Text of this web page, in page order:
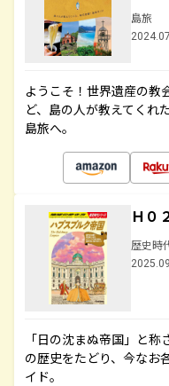
島旅
ようこそ！世界遺産の教
ど、島の人が教えてくれ
島旅へ。
Ｈ０
歴史時
「日の沈まぬ帝国」と
の歴史をたどり、今なお
イド。